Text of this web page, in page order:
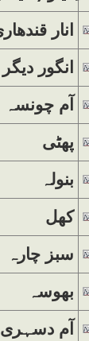
انار
انگور دیگر
آم چونسہ
پھٹی
بنولہ
کھل
سبز چارہ
بھوسہ
آم دسہری